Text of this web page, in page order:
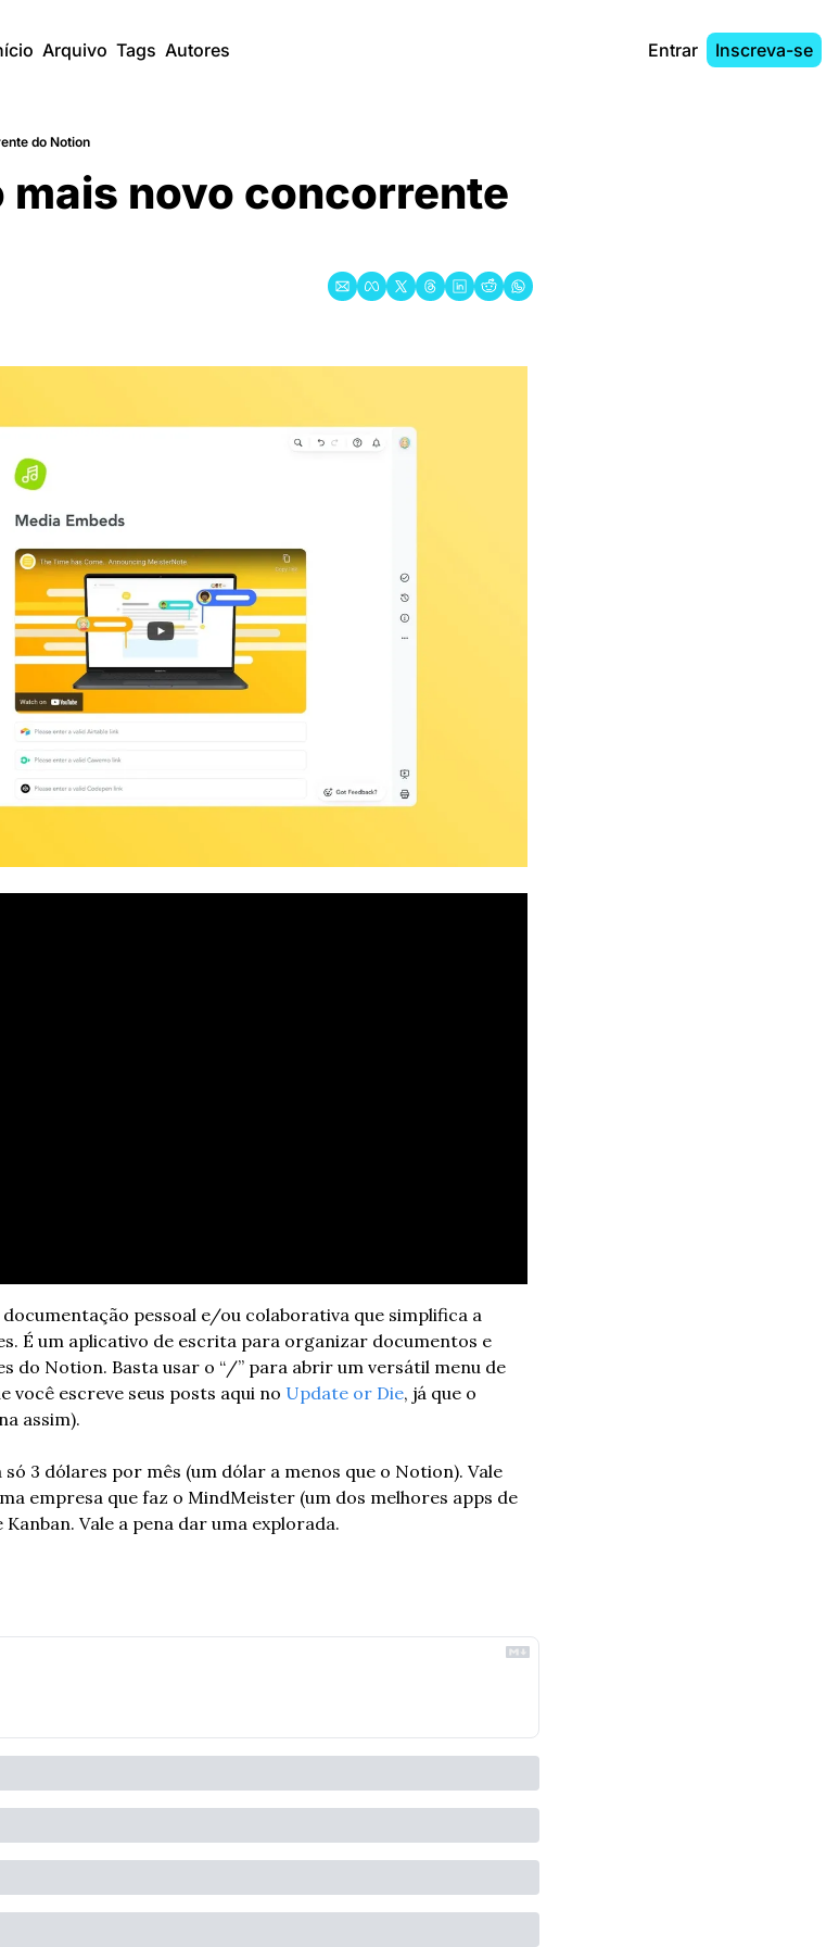
Arquivo Tags Autores Entrar Inscreva-se
do Notion
novo concorrente
pessoal e/ou colaborativa que simplifica a
É um aplicativo de escrita para organizar documentos e
do Notion. Basta usar o “/” para abrir um versátil menu de
você escreve seus posts aqui no Update or Die, já que o
assim).
3 dólares por mês (um dólar a menos que o Notion). Vale
empresa que faz o MindMeister (um dos melhores apps de
Vale a pena dar uma explorada.